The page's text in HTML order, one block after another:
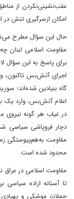
عقب‌نشینی‌نکردن از
امکان ازسرگیری تنش در
حال این سؤال مطرح
مقاومت اسلامی لبنان چه
برای پاسخ به این سؤال
اجرای آتش‌بس تاکنون،
گاه بنیادین شده‌اند؛
اعلام آتش‌بس، وارد یک
دچار فروپاشی سیاسی
مقاومت به‌هم‌پیوستگی
محدود شده است.
مقاومت اسلامی در عراق
تا آستانه اراده
حملات موشکی و